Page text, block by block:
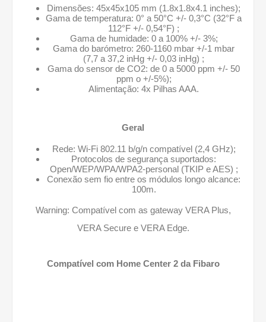
Dimensões: 45x45x105 mm (1.8x1.8x4.1 inches);
Gama de temperatura: 0° a 50°C +/- 0,3°C (32°F a
112°F +/- 0,54°F) ;
Gama de humidade: 0 a 100% +/- 3%;
Gama do barómetro: 260-1160 mbar +/-1 mbar
(7,7 a 37,2 inHg +/- 0,03 inHg) ;
Gama do sensor de CO2: de 0 a 5000 ppm +/- 50
ppm o +/-5%);
Alimentação: 4x Pilhas AAA.
Geral
Rede: Wi-Fi 802.11 b/g/n compatível (2,4 GHz);
Protocolos de segurança suportados:
Open/WEP/WPA/WPA2-personal (TKIP e AES) ;
Conexão sem fio entre os módulos longo alcance:
100m.
Warning: Compatível com as gateway VERA Plus,
VERA Secure e VERA Edge.
Compatível com Home Center 2 da Fibaro